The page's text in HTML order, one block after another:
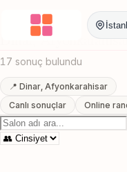
Anasayfa / Afyonkarahisar
Dinar,
17 sonuç bulundu
📍 Dinar, Afyonkarahisar
Canlı sonuçlar
Online